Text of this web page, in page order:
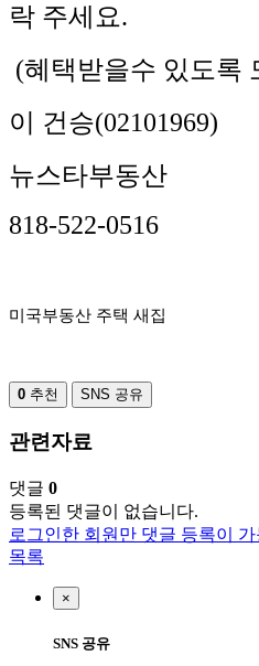
락 주세요.
(혜택받을수 있도록
이 건승(02101969)
뉴스타부동산
818-522-0516
미국부동산 주택 새집
0 추천 SNS 공유
관련자료
댓글 0
등록된 댓글이 없습니다.
로그인한 회원만 댓글 등록이
목록
×
SNS 공유